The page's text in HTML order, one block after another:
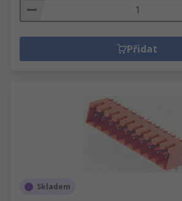
Přidat
Skladem